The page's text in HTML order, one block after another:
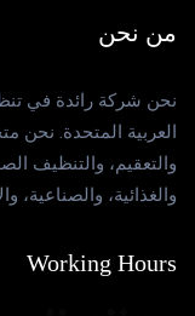
من نحن
نحن شركة رائدة في
العربية المتحدة.
والتعقيم، والتنظيف
والغذائية، والصناعية،
Working Hours